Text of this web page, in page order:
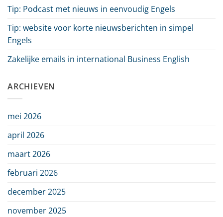
Tip: Podcast met nieuws in eenvoudig Engels
Tip: website voor korte nieuwsberichten in simpel
Engels
Zakelijke emails in international Business English
ARCHIEVEN
mei 2026
april 2026
maart 2026
februari 2026
december 2025
november 2025